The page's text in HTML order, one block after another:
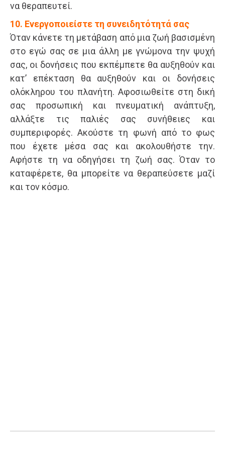
να θεραπευτεί.
10. Ενεργοποιείστε τη συνειδητότητά σας
Όταν κάνετε τη μετάβαση από μια ζωή βασισμένη
στο εγώ σας σε μια άλλη με γνώμονα την ψυχή
σας, οι δονήσεις που εκπέμπετε θα αυξηθούν και
κατ’ επέκταση θα αυξηθούν και οι δονήσεις
ολόκληρου του πλανήτη. Αφοσιωθείτε στη δική
σας προσωπική και πνευματική ανάπτυξη,
αλλάξτε τις παλιές σας συνήθειες και
συμπεριφορές. Ακούστε τη φωνή από το φως
που έχετε μέσα σας και ακολουθήστε την.
Αφήστε τη να οδηγήσει τη ζωή σας. Όταν το
καταφέρετε, θα μπορείτε να θεραπεύσετε μαζί
και τον κόσμο.